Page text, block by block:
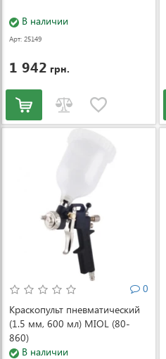
В наличии
Арт: 25149
1 942 грн.
0
Краскопульт пневматический
(1.5 мм, 600 мл) MIOL (80-
860)
В наличии